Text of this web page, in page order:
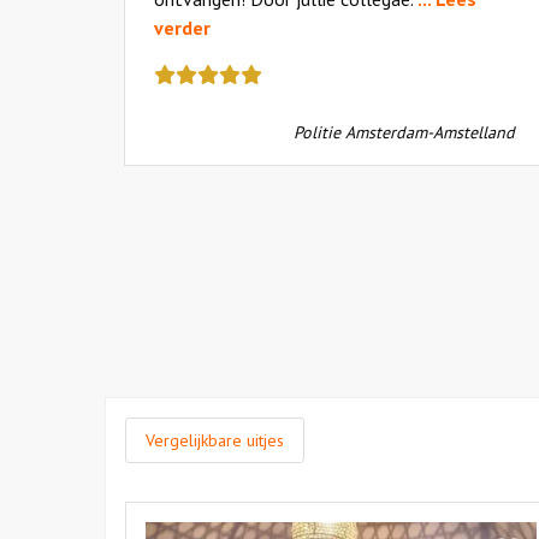
verder
review
cijfer
Politie Amsterdam-Amstelland
Vergelijkbare uitjes
Bekijk